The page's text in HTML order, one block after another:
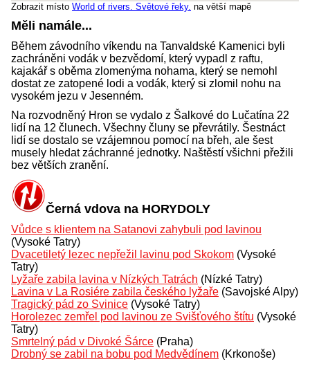
Zobrazit místo World of rivers. Světové řeky. na větší mapě
Měli namále...
Během závodního víkendu na Tanvaldské Kamenici byli
zachráněni vodák v bezvědomí, který vypadl z raftu,
kajakář s oběma zlomenýma nohama, který se nemohl
dostat ze zatopené lodi a vodák, který si zlomil nohu na
vysokém jezu v Jesenném.
Na rozvodněný Hron se vydalo z Šalkové do Lučatína 22
lidí na 12 člunech. Všechny čluny se převrátily. Šestnáct
lidí se dostalo se vzájemnou pomocí na břeh, ale šest
musely hledat záchranné jednotky. Naštěstí všichni přežili
bez větších zranění.
Černá vdova na HORYDOLY
Vůdce s klientem na Satanovi zahybuli pod lavinou
(Vysoké Tatry)
Dvacetiletý lezec nepřežil lavinu pod Skokom (Vysoké
Tatry)
Lyžaře zabila lavina v Nízkých Tatrách (Nízké Tatry)
Lavina v La Rosiére zabila českého lyžaře (Savojské Alpy)
Tragický pád zo Svinice (Vysoké Tatry)
Horolezec zemřel pod lavinou ze Svišťového štítu (Vysoké
Tatry)
Smrtelný pád v Divoké Šárce (Praha)
Drobný se zabil na bobu pod Medvědínem (Krkonoše)